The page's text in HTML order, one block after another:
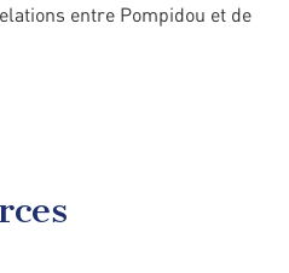
entre Pompidou et de